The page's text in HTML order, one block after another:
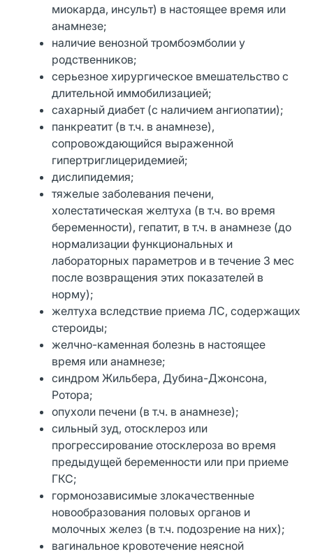
миокарда, инсульт) в настоящее время или
анамнезе;
наличие венозной тромбоэмболии у
родственников;
серьезное хирургическое вмешательство с
длительной иммобилизацией;
сахарный диабет (с наличием ангиопатии);
панкреатит (в т.ч. в анамнезе),
сопровождающийся выраженной
гипертриглицеридемией;
дислипидемия;
тяжелые заболевания печени,
холестатическая желтуха (в т.ч. во время
беременности), гепатит, в т.ч. в анамнезе (до
нормализации функциональных и
лабораторных параметров и в течение 3 мес
после возвращения этих показателей в
норму);
желтуха вследствие приема ЛС, содержащих
стероиды;
желчно-каменная болезнь в настоящее
время или анамнезе;
синдром Жильбера, Дубина-Джонсона,
Ротора;
опухоли печени (в т.ч. в анамнезе);
сильный зуд, отосклероз или
прогрессирование отосклероза во время
предыдущей беременности или при приеме
ГКС;
гормонозависимые злокачественные
новообразования половых органов и
молочных желез (в т.ч. подозрение на них);
вагинальное кровотечение неясной